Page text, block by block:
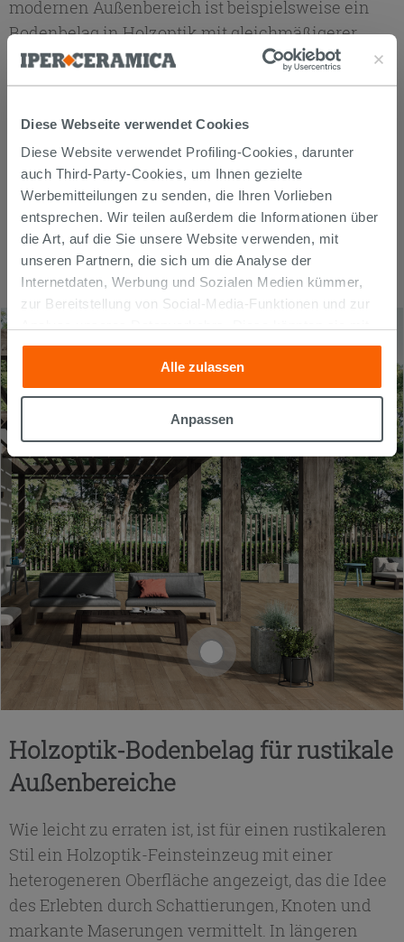
Diese Webseite verwendet Cookies
Diese Website verwendet Profiling-Cookies, darunter
auch Third-Party-Cookies, um Ihnen gezielte
Werbemitteilungen zu senden, die Ihren Vorlieben
entsprechen. Wir teilen außerdem die Informationen über
die Art, auf die Sie unsere Website verwenden, mit
unseren Partnern, die sich um die Analyse der
Internetdaten, Werbung und Sozialen Medien kümmer,
zur Bereitstellung von Social-Media-Funktionen und zur
anderen Informationen, die Sie ihnen geliefert haben oder
die sie aufgrund Ihrer Verwendung ihrer Dienste
gesammelt haben, kombinieren. Falls Sie mehr wissen
möchten oder Ihre Zustimmung zu allen oder einigen
Zustimmung kann durch Klicken auf die Schaltfläche
„Cookies akzeptieren“ gegeben werden. Wenn Sie auf
die Schaltfläche "X" klicken, können Sie das Surfen erst
nach der Installation der technischen Cookies fortsetzen.
Alle zulassen
Anpassen
modernen Außenbereich ist beispielsweise ein
Bodenbelag in Holzoptik mit gleichmäßigerer
Oberfläche und in Dielen verlegt, um ein visuelles
Kontinuitäts- und Strengegefühl zu vermitteln,
komfortablen Möbeln wie Outdoor-Sofas und
Sesseln, neben denen ein oder mehrere Tische
platziert werden. Alles zusammengehalten von
einer farblichen Kohärenz, die aus Nuancen
derselben Farbe besteht, vorzugsweise neutral, um
nicht mit der natürlichen Umgebung zu
kontrastieren, in die es eingefügt ist.
Holzoptik-Bodenbelag für rustikale
Außenbereiche
Wie leicht zu erraten ist, ist für einen rustikaleren
Stil ein Holzoptik-Feinsteinzeug mit einer
heterogeneren Oberfläche angezeigt, das die Idee
des Erlebten durch Schattierungen, Knoten und
markante Maserungen vermittelt. In längeren